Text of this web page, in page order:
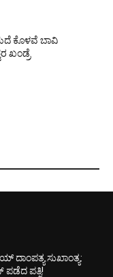
ಕೊಳವೆ ಬಾವಿ
ಖಂಡ್ರೆ
ಸುಖಾಂತ್ಯ:
ಪತ್ನಿ!